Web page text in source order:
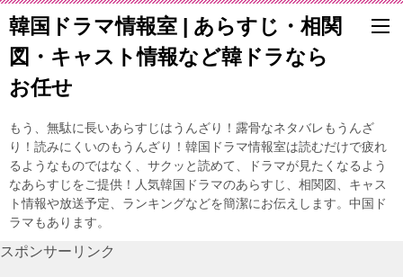
韓国ドラマ情報室 | あらすじ・相関
図・キャスト情報など韓ドラなら
お任せ
もう、無駄に長いあらすじはうんざり！露骨なネタバレもうんざ
り！読みにくいのもうんざり！韓国ドラマ情報室は読むだけで疲れ
るようなものではなく、サクッと読めて、ドラマが見たくなるよう
なあらすじをご提供！人気韓国ドラマのあらすじ、相関図、キャス
ト情報や放送予定、ランキングなどを簡潔にお伝えします。中国ド
ラマもあります。
スポンサーリンク